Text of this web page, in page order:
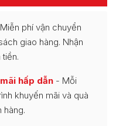
phí vận chuyển
giao hàng. Nhận
hấp dẫn - Mỗi
khuyến mãi và quà
hàng.